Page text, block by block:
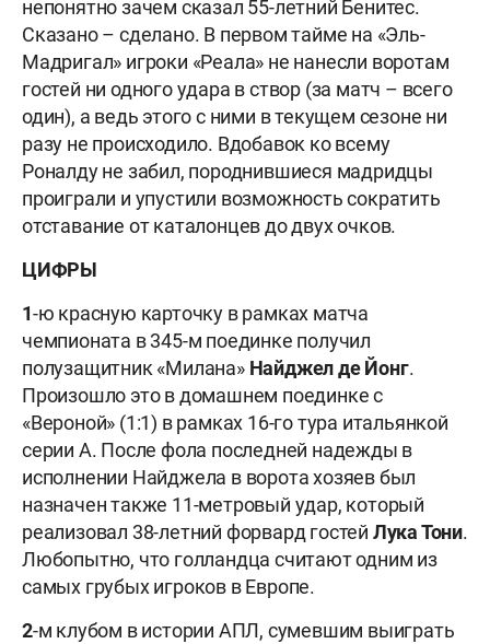
непонятно зачем сказал 55-летний Бенитес.
Сказано – сделано. В первом тайме на «Эль-
Мадригал» игроки «Реала» не нанесли воротам
гостей ни одного удара в створ (за матч – всего
один), а ведь этого с ними в текущем сезоне ни
разу не происходило. Вдобавок ко всему
Роналду не забил, породнившиеся мадридцы
проиграли и упустили возможность сократить
отставание от каталонцев до двух очков.
ЦИФРЫ
1-ю красную карточку в рамках матча
чемпионата в 345-м поединке получил
полузащитник «Милана» Найджел де Йонг.
Произошло это в домашнем поединке с
«Вероной» (1:1) в рамках 16-го тура итальянкой
серии А. После фола последней надежды в
исполнении Найджела в ворота хозяев был
назначен также 11-метровый удар, который
реализовал 38-летний форвард гостей Лука Тони.
Любопытно, что голландца считают одним из
самых грубых игроков в Европе.
2-м клубом в истории АПЛ, сумевшим выиграть